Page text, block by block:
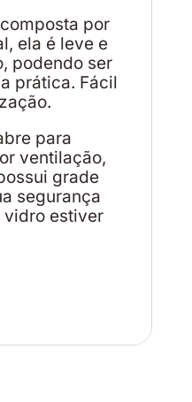
por
ela é leve e
podendo ser
prática. Fácil
para
ventilação,
grade
segurança
vidro estiver